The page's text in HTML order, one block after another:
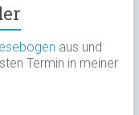
aus und
Termin in meiner